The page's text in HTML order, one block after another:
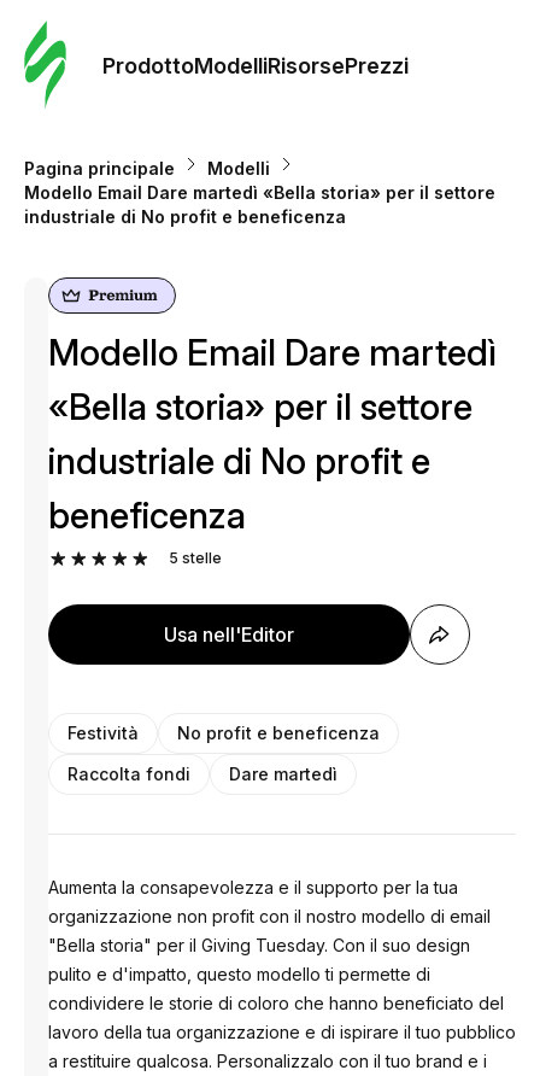
ProdottoModelliRisorsePrezzi
Pagina principale
Modelli
Modello Email Dare martedì «Bella storia» per il settore
industriale di No profit e beneficenza
Modello Email Dare martedì
«Bella storia» per il settore
industriale di No profit e
beneficenza
5 stelle
Usa nell'Editor
Festività
No profit e beneficenza
Raccolta fondi
Dare martedì
Aumenta la consapevolezza e il supporto per la tua
organizzazione non profit con il nostro modello di email
"Bella storia" per il Giving Tuesday. Con il suo design
pulito e d'impatto, questo modello ti permette di
condividere le storie di coloro che hanno beneficiato del
lavoro della tua organizzazione e di ispirare il tuo pubblico
a restituire qualcosa. Personalizzalo con il tuo brand e i